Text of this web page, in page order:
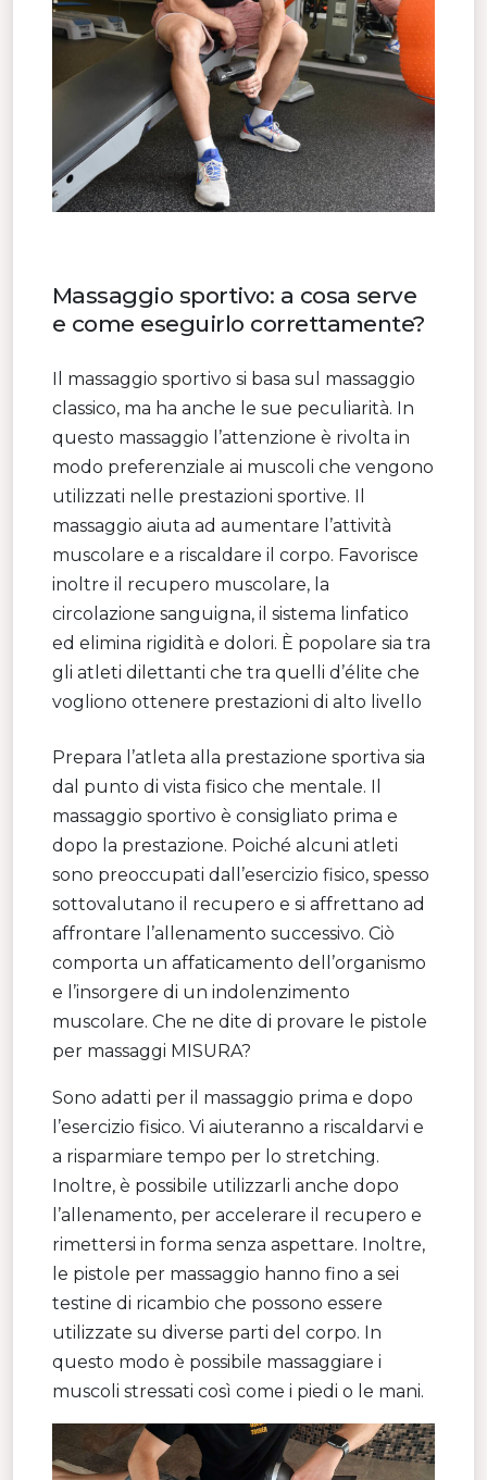
Massaggio sportivo: a cosa serve
e come eseguirlo correttamente?
Il massaggio sportivo si basa sul massaggio
classico, ma ha anche le sue peculiarità. In
questo massaggio l’attenzione è rivolta in
modo preferenziale ai muscoli che vengono
utilizzati nelle prestazioni sportive. Il
massaggio aiuta ad aumentare l’attività
muscolare e a riscaldare il corpo. Favorisce
inoltre il recupero muscolare, la
circolazione sanguigna, il sistema linfatico
ed elimina rigidità e dolori. È popolare sia tra
gli atleti dilettanti che tra quelli d’élite che
vogliono ottenere prestazioni di alto livello
Prepara l’atleta alla prestazione sportiva sia
dal punto di vista fisico che mentale. Il
massaggio sportivo è consigliato prima e
dopo la prestazione. Poiché alcuni atleti
sono preoccupati dall’esercizio fisico, spesso
sottovalutano il recupero e si affrettano ad
affrontare l’allenamento successivo. Ciò
comporta un affaticamento dell’organismo
e l’insorgere di un indolenzimento
muscolare. Che ne dite di provare le pistole
per massaggi MISURA?
Sono adatti per il massaggio prima e dopo
l’esercizio fisico. Vi aiuteranno a riscaldarvi e
a risparmiare tempo per lo stretching.
Inoltre, è possibile utilizzarli anche dopo
l’allenamento, per accelerare il recupero e
rimettersi in forma senza aspettare. Inoltre,
le pistole per massaggio hanno fino a sei
testine di ricambio che possono essere
utilizzate su diverse parti del corpo. In
questo modo è possibile massaggiare i
muscoli stressati così come i piedi o le mani.